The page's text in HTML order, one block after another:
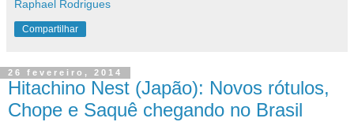
Raphael Rodrigues
Compartilhar
26 fevereiro, 2014
Hitachino Nest (Japão): Novos rótulos,
Chope e Saquê chegando no Brasil